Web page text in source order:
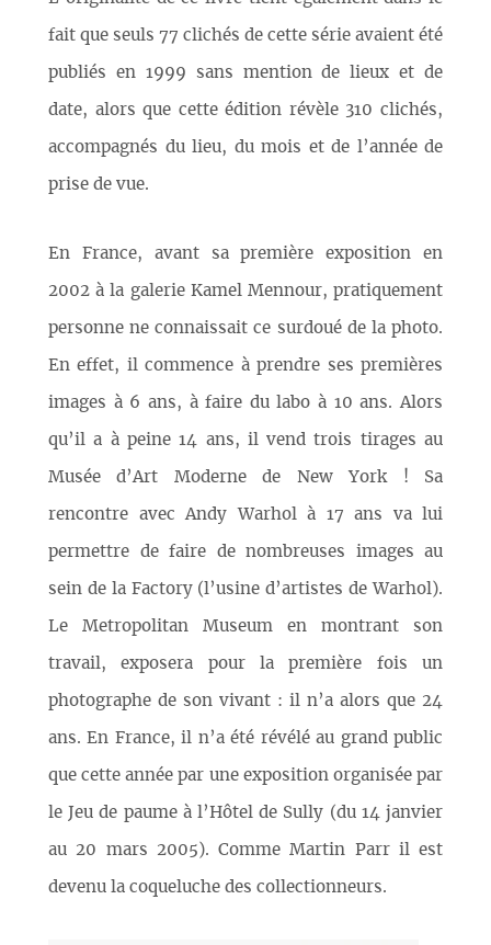
fait que seuls 77 clichés de cette série avaient été
publiés en 1999 sans mention de lieux et de
date, alors que cette édition révèle 310 clichés,
accompagnés du lieu, du mois et de l’année de
prise de vue.
En France, avant sa première exposition en
2002 à la galerie Kamel Mennour, pratiquement
personne ne connaissait ce surdoué de la photo.
En effet, il commence à prendre ses premières
images à 6 ans, à faire du labo à 10 ans. Alors
qu’il a à peine 14 ans, il vend trois tirages au
Musée d’Art Moderne de New York ! Sa
rencontre avec Andy Warhol à 17 ans va lui
permettre de faire de nombreuses images au
sein de la Factory (l’usine d’artistes de Warhol).
Le Metropolitan Museum en montrant son
travail, exposera pour la première fois un
photographe de son vivant : il n’a alors que 24
ans. En France, il n’a été révélé au grand public
que cette année par une exposition organisée par
le Jeu de paume à l’Hôtel de Sully (du 14 janvier
au 20 mars 2005). Comme Martin Parr il est
devenu la coqueluche des collectionneurs.